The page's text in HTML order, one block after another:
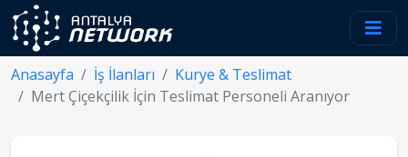
Anasayfa İş İlanları
Kurye & Teslimat
Mert Çiçekçilik İçin Teslimat Personeli Aranıyor